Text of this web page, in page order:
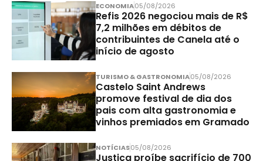
ECONOMIA05/08/2026
Refis 2026 negociou mais de R$
7,2 milhões em débitos de
contribuintes de Canela até o
início de agosto
TURISMO & GASTRONOMIA05/08/2026
Castelo Saint Andrews
promove festival de dia dos
pais com alta gastronomia e
vinhos premiados em Gramado
NOTÍCIAS05/08/2026
Justiça proíbe sacrifício de 700